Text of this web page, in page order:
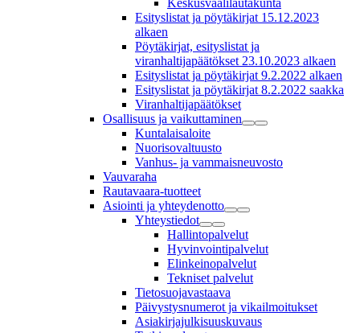
Keskusvaalilautakunta
Esityslistat ja pöytäkirjat 15.12.2023
alkaen
Pöytäkirjat, esityslistat ja
viranhaltijapäätökset 23.10.2023 alkaen
Esityslistat ja pöytäkirjat 9.2.2022 alkaen
Esityslistat ja pöytäkirjat 8.2.2022 saakka
Viranhaltijapäätökset
Osallisuus ja vaikuttaminen
Kuntalaisaloite
Nuorisovaltuusto
Vanhus- ja vammaisneuvosto
Vauvaraha
Rautavaara-tuotteet
Asiointi ja yhteydenotto
Yhteystiedot
Hallintopalvelut
Hyvinvointipalvelut
Elinkeinopalvelut
Tekniset palvelut
Tietosuojavastaava
Päivystysnumerot ja vikailmoitukset
Asiakirjajulkisuuskuvaus